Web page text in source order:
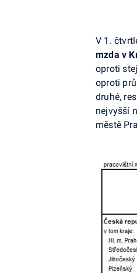
V 1.
mzda v
oproti
oproti
druhé,
nejvyšší
městě